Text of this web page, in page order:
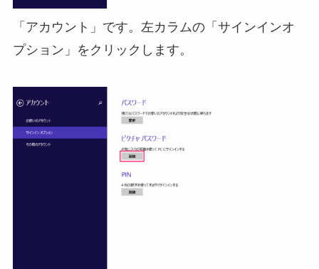
「アカウント」です。左カラムの「サインインオ
プション」をクリックします。